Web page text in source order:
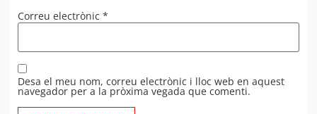
Correu electrònic *
Desa el meu nom, correu electrònic i lloc web en aquest
navegador per a la pròxima vegada que comenti.